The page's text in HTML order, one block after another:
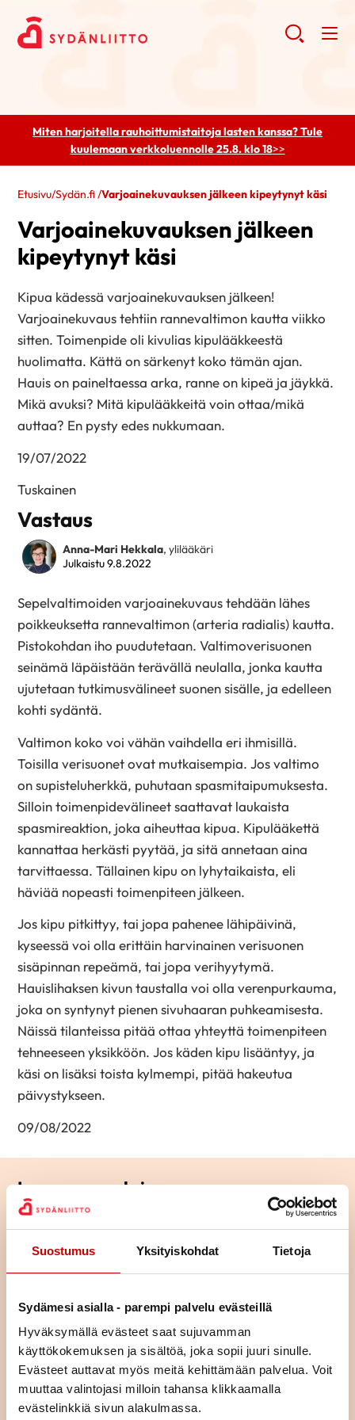
Suostumus Yksityiskohdat Tietoja
Sydämesi asialla - parempi palvelu evästeillä
Hyväksymällä evästeet saat sujuvamman
käyttökokemuksen ja sisältöä, joka sopii juuri sinulle.
Evästeet auttavat myös meitä kehittämään palvelua. Voit
muuttaa valintojasi milloin tahansa klikkaamalla
evästelinkkiä sivun alakulmassa.
Miten harjoitella rauhoittumistaitoja lasten kanssa? Tule
kuulemaanverkkoluennolle 25.8. klo 18>>
Etusivu/Sydän.fi/Varjoainekuvauksen jälkeen kipeytynyt käsi
Varjoainekuvauksen jälkeen
kipeytynyt käsi
Kipua kädessä varjoainekuvauksen jälkeen!
Varjoainekuvaus tehtiin rannevaltimon kautta viikko
sitten. Toimenpide oli kivulias kipulääkkeestä
huolimatta. Kättä on särkenyt koko tämän ajan.
Hauis on paineltaessa arka, ranne on kipeä ja jäykkä.
Mikä avuksi? Mitä kipulääkkeitä voin ottaa/mikä
auttaa? En pysty edes nukkumaan.
19/07/2022
Tuskainen
Vastaus
Anna-Mari Hekkala, ylilääkäri
Julkaistu 9.8.2022
Sepelvaltimoiden varjoainekuvaus tehdään lähes
poikkeuksetta rannevaltimon (arteria radialis) kautta.
Pistokohdan iho puudutetaan. Valtimoverisuonen
seinämä läpäistään terävällä neulalla, jonka kautta
ujutetaan tutkimusvälineet suonen sisälle, ja edelleen
kohti sydäntä.
Valtimon koko voi vähän vaihdella eri ihmisillä.
Toisilla verisuonet ovat mutkaisempia. Jos valtimo
on supisteluherkkä, puhutaan spasmitaipumuksesta.
Silloin toimenpidevälineet saattavat laukaista
spasmireaktion, joka aiheuttaa kipua. Kipulääkettä
kannattaa herkästi pyytää, ja sitä annetaan aina
tarvittaessa. Tällainen kipu on lyhytaikaista, eli
häviää nopeasti toimenpiteen jälkeen.
Jos kipu pitkittyy, tai jopa pahenee lähipäivinä,
kyseessä voi olla erittäin harvinainen verisuonen
sisäpinnan repeämä, tai jopa verihyytymä.
Hauislihaksen kivun taustalla voi olla verenpurkauma,
joka on syntynyt pienen sivuhaaran puhkeamisesta.
Näissä tilanteissa pitää ottaa yhteyttä toimenpiteen
tehneeseen yksikköön. Jos käden kipu lisääntyy, ja
käsi on lisäksi toista kylmempi, pitää hakeutua
päivystykseen.
09/08/2022
Lue seuraavaksi
Pitkä tie tahdistinhoidossa –
johdoton tahdistin mahdollisti
normaalin arjen
Istuminen kuormittaa myös
sydäntä – näin työpäivään saa
lisää liikettä
LUE ARTIKKELI